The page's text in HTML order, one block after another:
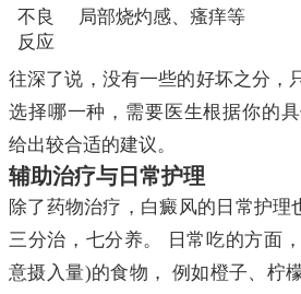
不良
反应
局部烧灼感、瘙痒等
往深了说，没有一些的好坏之分，
选择哪一种，需要医生根据你的
给出较合适的建议。
辅助治疗与日常护理
除了药物治疗，白癜风的日常护理
三分治，七分养。 日常吃的方面
意摄入量)的食物， 例如橙子、柠